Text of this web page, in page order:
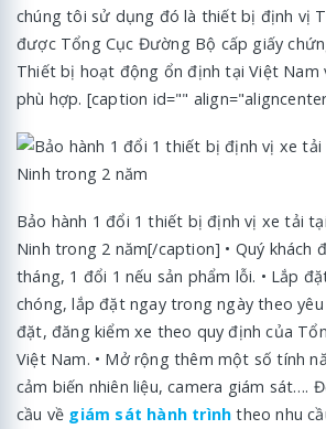
chúng tôi sử dụng đó là thiết bị định vị
được Tổng Cục Đường Bộ cấp giấy
Thiết bị hoạt động ổn định tại Việt Nam
phù hợp. [caption id=""
Bảo hành 1 đổi 1 thiết bị định vị xe tải
Ninh trong 2 năm[/caption] • Quý khách
tháng, 1 đổi 1 nếu sản phẩm lỗi. • Lắp
chóng, lắp đặt ngay trong ngày theo yêu
đặt, đăng kiểm xe theo quy định của
Việt Nam. • Mở rộng thêm một số tính
cảm biến nhiên liệu, camera giám sát….
cầu về giám sát hành trình theo nhu